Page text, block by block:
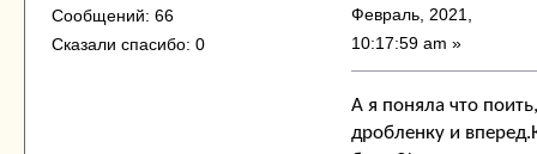
Сообщений: 66
Сказали спасибо: 0
Февраль, 2021,
10:17:59 am »
А я поняла что
дробленку и